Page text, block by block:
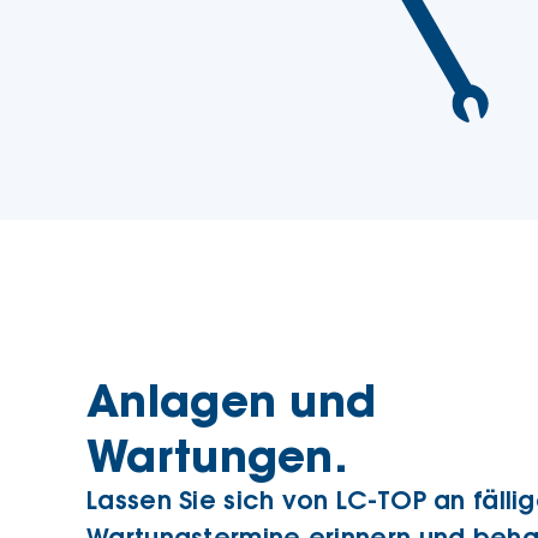
Anlagen und
Wartungen.
Lassen Sie sich von LC-TOP an